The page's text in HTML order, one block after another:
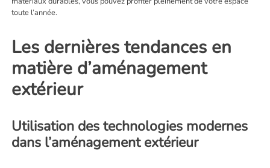
toute l’année.
Les dernières tendances en
matière d’aménagement
extérieur
Utilisation des technologies modernes
dans l’aménagement extérieur